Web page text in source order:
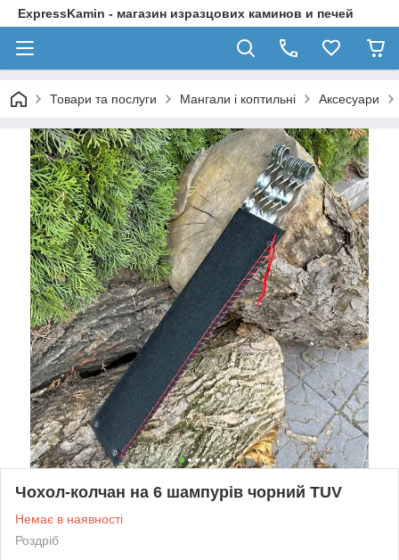
ExpressKamin - магазин изразцових каминов и печей
Товари та послуги Мангали і коптильні Аксесуари
Чохол-колчан на 6 шампурів чорний TUV
Немає в наявності
Роздріб